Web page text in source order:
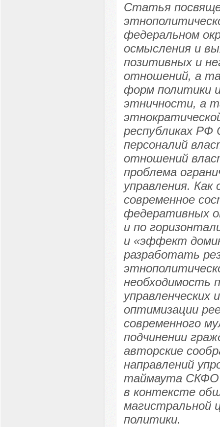
Статья
федеральном
осмысления и
позитивных и
отношений, а
форм политики
этничности, а
республиках
персоналий
отношений
проблема
управления.
современное
федеративных
и по
и «эффект
разработать
необходимость
управленческих
оптимизации
современного
подчинении
авторские
направлений
таймаута СКФО
в контексте
магистральной
политики.